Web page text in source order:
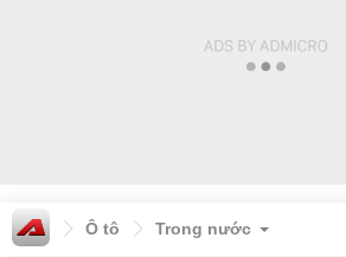
Ô tô Trong nước